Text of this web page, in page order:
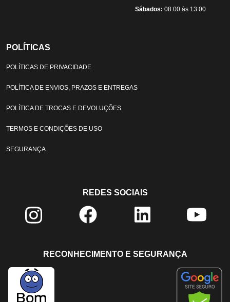
Sábados: 08:00 às 13:00
POLÍTICAS
POLÍTICAS DE PRIVACIDADE
POLÍTICA DE ENVIOS, PRAZOS E ENTREGAS
POLÍTICA DE TROCAS E DEVOLUÇÕES
TERMOS E CONDIÇÕES DE USO
SEGURANÇA
REDES SOCIAIS
RECONHECIMENTO E SEGURANÇA